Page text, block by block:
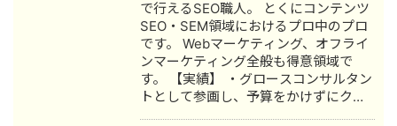
後、FC学習塾「キミノスクール岐阜
校」のオーナーとしても教育事業に参
入。自院・塾の集客でSNSやLINEを活
用したデジタルマーケティングを実
践・検証する中で、中小企業向けの
Webコンサルティング事業を開始。現
在も代表院長として在籍。 ■ 株式会社
で行えるSEO職人。 とくにコンテンツ
SEO・SEM領域におけるプロ中のプロ
です。 Webマーケティング、オフライ
ンマーケティング全般も得意領域で
す。 【実績】 ・グロースコンサルタン
トとして参画し、予算をかけずにクラ